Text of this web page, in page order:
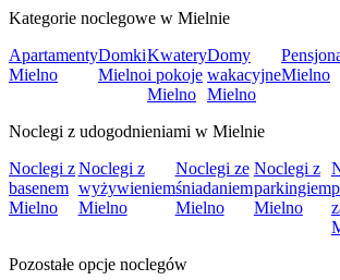
Kategorie noclegowe w Mielnie
Apartamenty
Mielno
Domki
Mielno
Kwatery
i pokoje
Mielno
Domy
wakacyjne
Mielno
Mielno
Noclegi z udogodnieniami w Mielnie
Noclegi z
basenem
Mielno
Noclegi z
wyżywieniem
Mielno
Noclegi ze
śniadaniem
Mielno
Noclegi z
parkingiem
Mielno
Pozostałe opcje noclegów